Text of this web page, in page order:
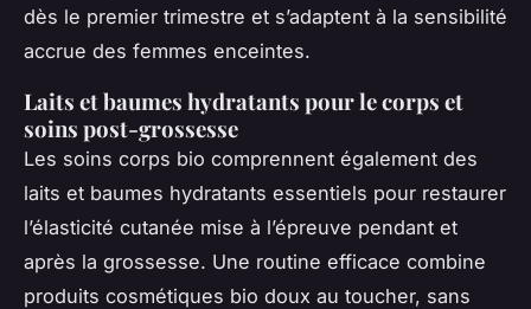
dès le premier trimestre et s’adaptent à la sensibilité
accrue des femmes enceintes.
Laits et baumes hydratants pour le corps et
soins post-grossesse
Les soins corps bio comprennent également des
laits et baumes hydratants essentiels pour restaurer
l’élasticité cutanée mise à l’épreuve pendant et
après la grossesse. Une routine efficace combine
produits cosmétiques bio doux au toucher, sans